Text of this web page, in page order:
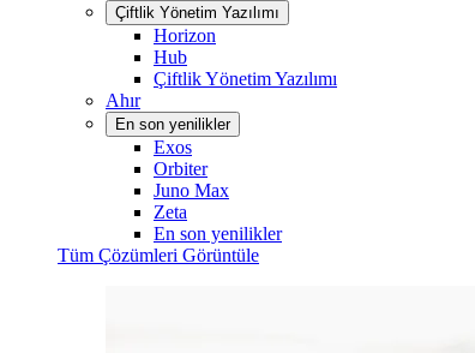
Çiftlik Yönetim Yazılımı
Horizon
Hub
Çiftlik Yönetim Yazılımı
Ahır
En son yenilikler
Exos
Orbiter
Juno Max
Zeta
En son yenilikler
Tüm Çözümleri Görüntüle